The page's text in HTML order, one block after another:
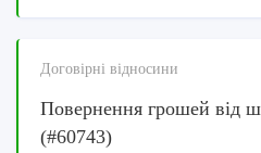
Договірні відносини
Повернення грошей від
(#60743)